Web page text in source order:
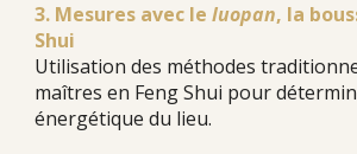
3. Mesures avec leluopan, la
Shui
Utilisation des méthodes
maîtres en Feng Shui pour
énergétique du lieu.